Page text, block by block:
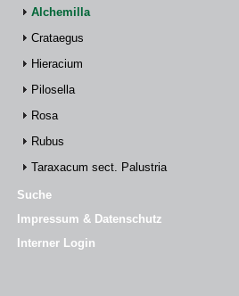
Alchemilla
Crataegus
Hieracium
Pilosella
Rosa
Rubus
Taraxacum sect. Palustria
Suche
Impressum & Datenschutz
Interner Login